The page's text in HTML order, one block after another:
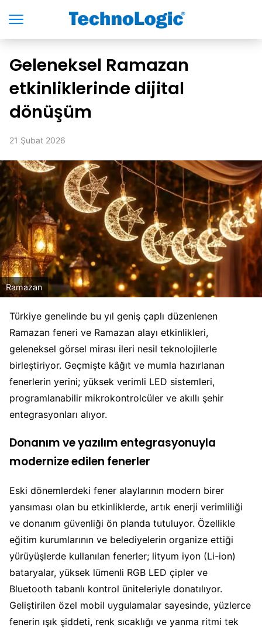
Geleneksel Ramazan
etkinliklerinde dijital
dönüşüm
21 Şubat 2026
Ramazan
Türkiye genelinde bu yıl geniş çaplı düzenlenen
Ramazan feneri ve Ramazan alayı etkinlikleri,
geleneksel görsel mirası ileri nesil teknolojilerle
birleştiriyor. Geçmişte kâğıt ve mumla hazırlanan
fenerlerin yerini; yüksek verimli LED sistemleri,
programlanabilir mikrokontrolcüler ve akıllı şehir
entegrasyonları alıyor.
Donanım ve yazılım entegrasyonuyla
modernize edilen fenerler
Eski dönemlerdeki fener alaylarının modern birer
yansıması olan bu etkinliklerde, artık enerji verimliliği
ve donanım güvenliği ön planda tutuluyor. Özellikle
eğitim kurumlarının ve belediyelerin organize ettiği
yürüyüşlerde kullanılan fenerler; lityum iyon (Li-ion)
bataryalar, yüksek lümenli RGB LED çipler ve
Bluetooth tabanlı kontrol üniteleriyle donatılıyor.
Geliştirilen özel mobil uygulamalar sayesinde, yüzlerce
fenerin ışık şiddeti, renk sıcaklığı ve yanma ritmi tek